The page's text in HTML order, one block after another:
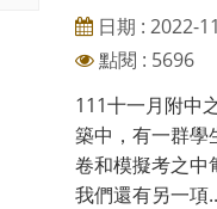
日期 : 2022-
點閱 : 5696
111十一月附中
築中，有一群學
卷和模擬考之中
我們還有另一項